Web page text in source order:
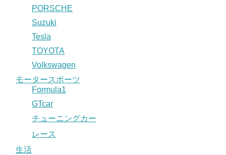
PORSCHE
Suzuki
Tesla
TOYOTA
Volkswagen
モータースポーツ
Formula1
GTcar
チューニングカー
レース
生活